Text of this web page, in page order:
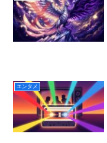
エンタメ